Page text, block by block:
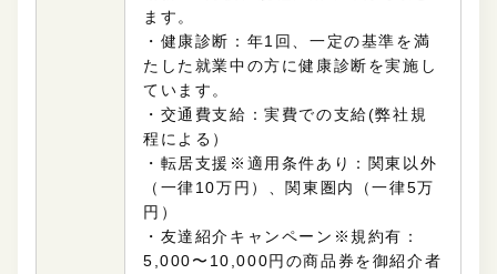
ます。
・健康診断：年1回、一定の基準を満
たした就業中の方に健康診断を実施し
ています。
・交通費支給：実費での支給(弊社規
程による）
・転居支援※適用条件あり：関東以外
（一律10万円）、関東圏内（一律5万
円）
・友達紹介キャンペーン※規約有：
5,000〜10,000円の商品券を御紹介者